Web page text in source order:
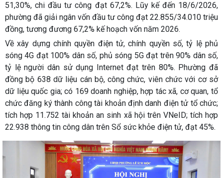
51,30%, chi đầu tư công đạt 67,2%. Lũy kế đến 18/6/2026,
phường đã giải ngân vốn đầu tư công đạt 22.855/34.010 triệu
đồng, tương đương 67,2% kế hoạch vốn năm 2026.
Về xây dựng chính quyền điện tử, chính quyền số, tỷ lệ phủ
sóng 4G đạt 100% dân số, phủ sóng 5G đạt trên 90% dân số,
tỷ lệ người dân sử dụng Internet đạt trên 80%. Phường đã
đồng bộ 638 dữ liệu cán bộ, công chức, viên chức với cơ sở
dữ liệu quốc gia; có 169 doanh nghiệp, hợp tác xã, cơ quan, tổ
chức đăng ký thành công tài khoản định danh điện tử tổ chức;
tích hợp 11.752 tài khoản an sinh xã hội trên VNeID; tích hợp
22.938 thông tin công dân trên Sổ sức khỏe điện tử, đạt 45%.